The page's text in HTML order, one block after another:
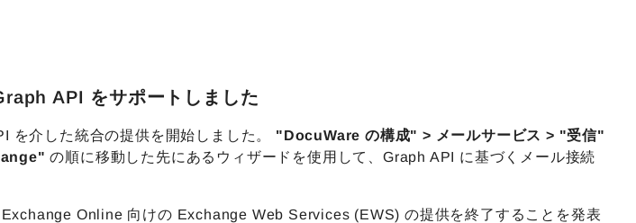
API をサポートしました
を介した統合の提供を開始しました。 "DocuWare の構成" > メールサービス > "受信"
の順に移動した先にあるウィザードを使用して、Graph API に基づくメール接続
Online 向けの Exchange Web Services (EWS) の提供を終了することを発表